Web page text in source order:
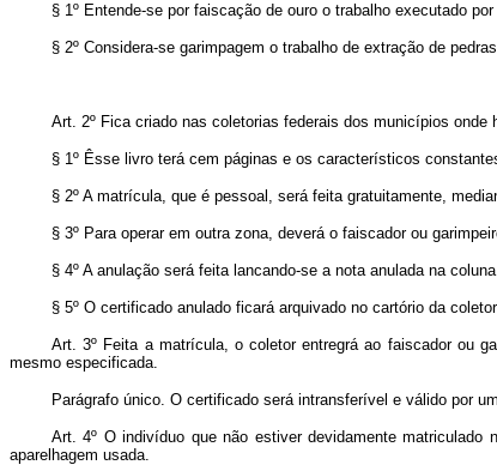
§ 1º Entende-se por faiscação de ouro o trabalho executado
§ 2º Considera-se garimpagem o trabalho de extração de
Art. 2º Fica criado nas coletorias federais dos municípios
§ 1º Êsse livro terá cem páginas e os característicos
§ 2º A matrícula, que é pessoal, será feita gratuitamente,
§ 3º Para operar em outra zona, deverá o faiscador ou
§ 4º A anulação será feita lancando-se a nota anulada na
§ 5º O certificado anulado ficará arquivado no cartório da
Art. 3º Feita a matrícula, o coletor entregrá ao faiscador ou
mesmo especificada.
Parágrafo único. O certificado será intransferível e válido por
Art. 4º O indivíduo que não estiver devidamente
aparelhagem usada.